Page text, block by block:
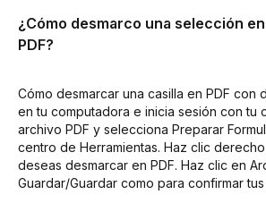
¿Cómo desmarco una selección en
PDF?
Cómo desmarcar una casilla en PDF con
en tu computadora e inicia sesión con tu
archivo PDF y selecciona Preparar
centro de Herramientas. Haz clic
deseas desmarcar en PDF. Haz clic en
Guardar/Guardar como para confirmar